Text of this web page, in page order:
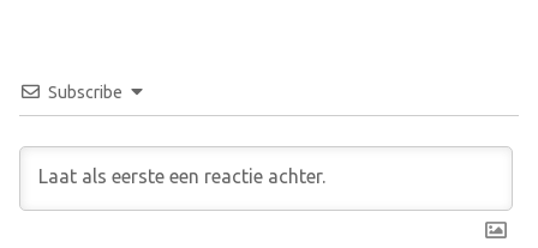
Subscribe